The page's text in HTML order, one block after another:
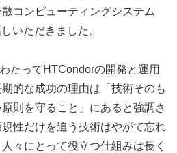
コンピューティングシステム
いただきました。
たってHTCondorの開発と運用
的な成功の理由は「技術そのも
則を守ること」にあると強調さ
性だけを追う技術はやがて忘れ
々にとって役立つ仕組みは長く